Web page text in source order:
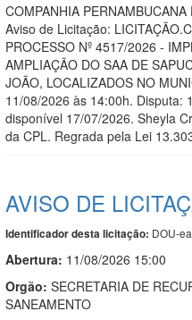
COMPANHIA
Aviso de Licitação:
PROCESSO Nº 4517/2026 -
AMPLIAÇÃO DO SAA DE
JOÃO, LOCALIZADOS NO
11/08/2026 às 14:00h. Disputa:
disponível 17/07/2026. Sheyla
da CPL. Regrada pela Lei
AVISO DE
Identificador desta licitação: DOU-
Abertura: 11/08/2026 15:00
Orgão: SECRETARIA DE
SANEAMENTO